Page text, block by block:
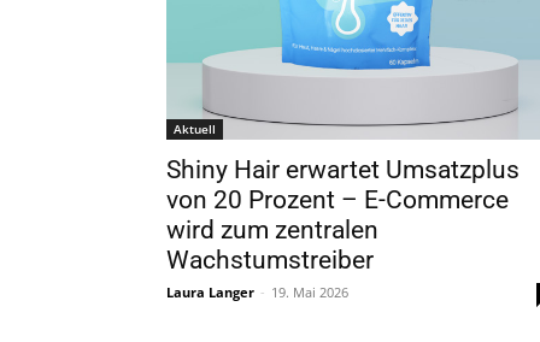
Aktuell
Shiny Hair erwartet Umsatzplus
von 20 Prozent – E-Commerce
wird zum zentralen
Wachstumstreiber
Laura Langer - 19. Mai 2026